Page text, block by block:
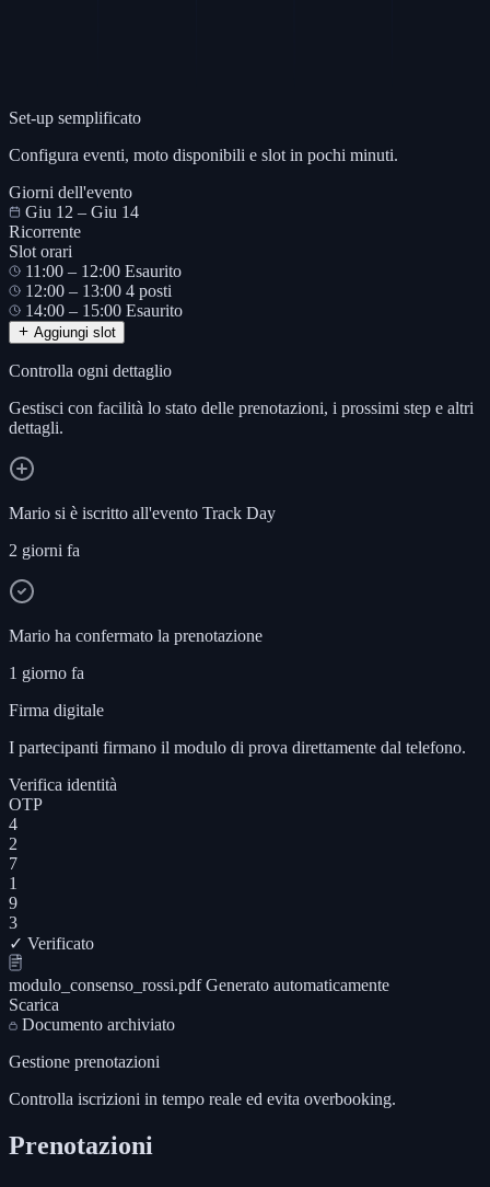
Set-up semplificato
Configura eventi, moto disponibili e slot in pochi minuti.
Giorni dell'evento
Giu 12 – Giu 14
Ricorrente
Slot orari
11:00 – 12:00 Esaurito
12:00 – 13:00 4 posti
14:00 – 15:00 Esaurito
Aggiungi slot
Controlla ogni dettaglio
Gestisci con facilità lo stato delle prenotazioni, i prossimi step e altri
dettagli.
Mario si è iscritto all'evento Track Day
2 giorni fa
Mario ha confermato la prenotazione
1 giorno fa
Firma digitale
I partecipanti firmano il modulo di prova direttamente dal telefono.
Verifica identità
OTP
4
2
7
1
9
3
✓ Verificato
modulo_consenso_rossi.pdf Generato automaticamente
Scarica
Documento archiviato
Gestione prenotazioni
Controlla iscrizioni in tempo reale ed evita overbooking.
Prenotazioni